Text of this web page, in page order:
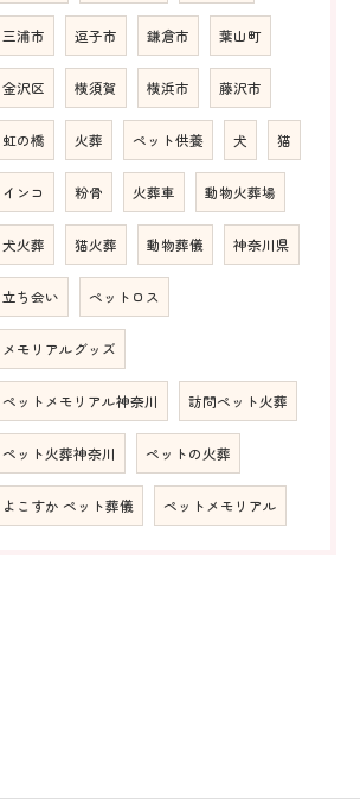
三浦市 逗子市 鎌倉市 葉山町
金沢区 横須賀 横浜市 藤沢市
虹の橋 火葬 ペット供養 犬 猫
インコ 粉骨 火葬車 動物火葬場
犬火葬 猫火葬 動物葬儀 神奈川県
立ち会い ペットロス
メモリアルグッズ
ペットメモリアル神奈川 訪問ペット火葬
ペット火葬神奈川 ペットの火葬
よこすか ペット葬儀 ペットメモリアル